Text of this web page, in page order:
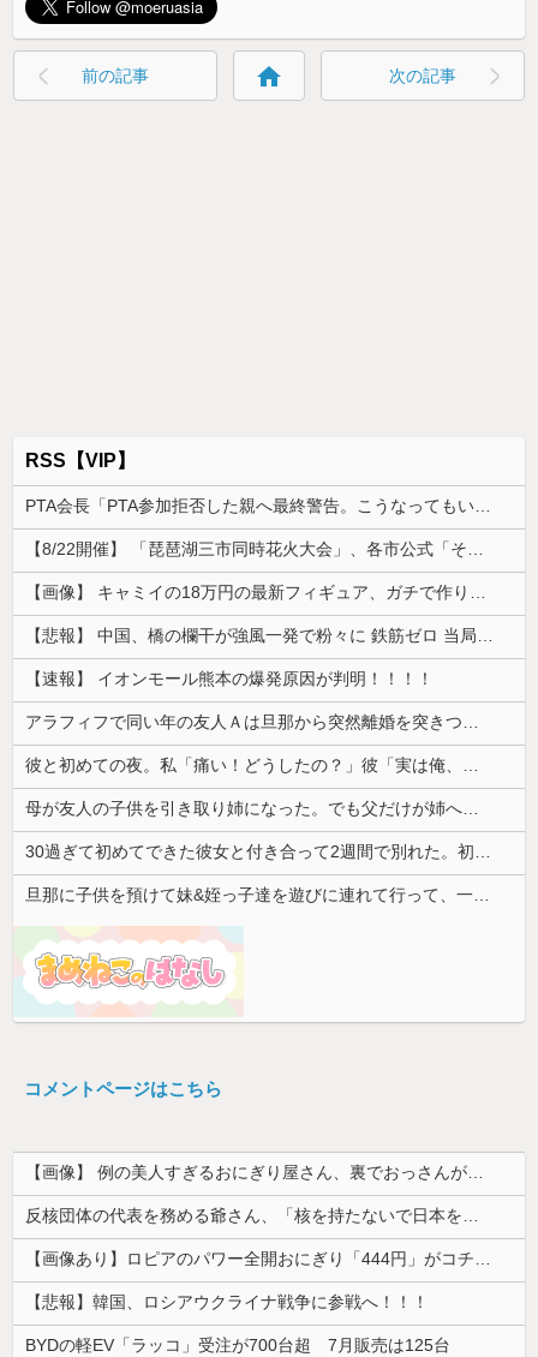
前の記事 home 次の記事
RSS【VIP】
【速報】 イオンモール熊本の爆発原因が判明！！！！
コメントページはこちら
【画像】 例の美人すぎるおにぎり屋さん、裏でおっさんが握っていたｗｗｗｗｗｗｗｗｗｗｗｗｗｗｗｗｗ
反核団体の代表を務める爺さん、「核を持たないで日本を守れますか」と中学生に詰問された結果……
【画像あり】ロピアのパワー全開おにぎり「444円」がコチラｗｗｗｗｗ
【悲報】韓国、ロシアウクライナ戦争に参戦へ！！！
BYDの軽EV「ラッコ」受注が700台超 7月販売は125台